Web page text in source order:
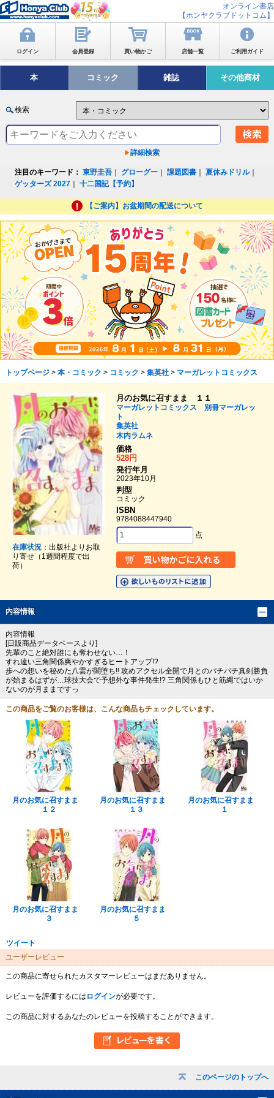
オンライン書店
【ホンヤクラブドットコム】
ログイン 会員登録 買い物かご 店舗一覧 ご利用ガイド
本 コミック 雑誌 その他商材
検索
詳細検索
注目のキーワード： 東野圭吾 グローグー ｜課題図書 ｜夏休みドリル｜
ゲッターズ 2027 ｜十二国記【予約】
【ご案内】お盆期間の配送について
このページのトップへ
トップページ> 本・コミック > コミック > 集英社> マーガレットコミックス
在庫状況：出版社よりお取
り寄せ（1週間程度で出
荷）
月のお気に召すまま １１
マーガレットコミックス 別冊マーガレッ
ト
集英社
木内ラムネ
価格
528円
発行年月
2023年10月
判型
コミック
ISBN
9784088447940
点
内容情報
内容情報
[日販商品データベースより]
先輩のこと絶対誰にも奪わせない…！
すれ違い三角関係爽やかすぎるヒートアップ!?
歩への想いを秘めた八雲が闇堕ち!! 攻めアクセル全開で月とのバチバチ真剣勝負
が始まるはずが…球技大会で予想外な事件発生!? 三角関係もひと筋縄ではいか
ないのが月ままですっ
この商品をご覧のお客様は、こんな商品もチェックしています。
月のお気に召すまま
１２
月のお気に召すまま
１３
月のお気に召すまま
１
月のお気に召すまま
３
月のお気に召すまま
５
ツイート
ユーザーレビュー
この商品に寄せられたカスタマーレビューはまだありません。
レビューを評価するには ログインが必要です。
この商品に対するあなたのレビューを投稿することができます。